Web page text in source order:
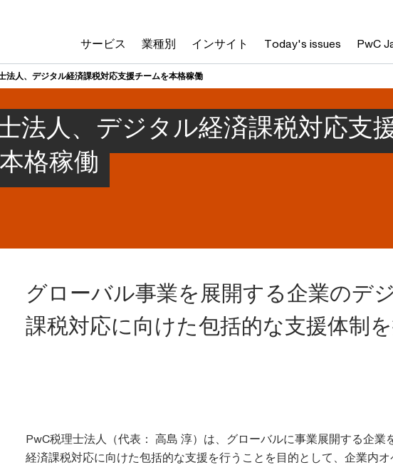
サービス 業種別 インサイト Today's issues PwC
法人、デジタル経済課税対応支援チームを本格稼働
法人、デジタル経済課税対応支
格稼働
グローバル事業を展開する企業のデ
課税対応に向けた包括的な支援体制
PwC税理士法人（代表： 高島 淳）は、グローバルに事業展開する企業
経済課税対応に向けた包括的な支援を行うことを目的として、企業内